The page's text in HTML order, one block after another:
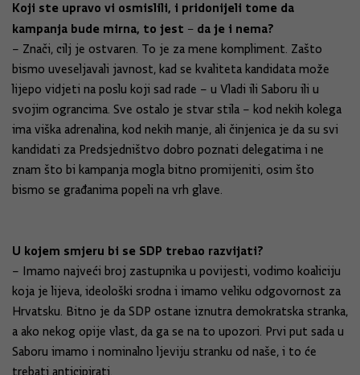
Koji ste upravo vi osmislili, i pridonijeli tome da
kampanja bude mirna, to jest – da je i nema?
– Znači, cilj je ostvaren. To je za mene kompliment. Zašto
bismo uveseljavali javnost, kad se kvaliteta kandidata može
lijepo vidjeti na poslu koji sad rade – u Vladi ili Saboru ili u
svojim ograncima. Sve ostalo je stvar stila – kod nekih kolega
ima viška adrenalina, kod nekih manje, ali činjenica je da su svi
kandidati za Predsjedništvo dobro poznati delegatima i ne
znam što bi kampanja mogla bitno promijeniti, osim što
bismo se građanima popeli na vrh glave.
U kojem smjeru bi se SDP trebao razvijati?
– Imamo najveći broj zastupnika u povijesti, vodimo koaliciju
koja je lijeva, ideološki srodna i imamo veliku odgovornost za
Hrvatsku. Bitno je da SDP ostane iznutra demokratska stranka,
a ako nekog opije vlast, da ga se na to upozori. Prvi put sada u
Saboru imamo i nominalno ljeviju stranku od naše, i to će
trebati anticipirati.